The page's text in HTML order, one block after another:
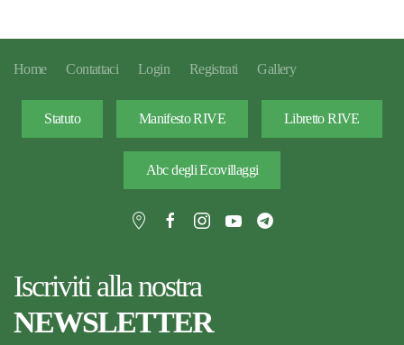
Home Contattaci Login Registrati Gallery
Statuto Manifesto RIVE Libretto RIVE
Abc degli Ecovillaggi
Iscriviti alla nostra
NEWSLETTER